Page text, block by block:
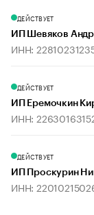
ДЕЙСТВУЕТ
ИП Шевяков
ИНН:
ДЕЙСТВУЕТ
ИП Еремочкин
ИНН:
ДЕЙСТВУЕТ
ИП Проскурин
ИНН: